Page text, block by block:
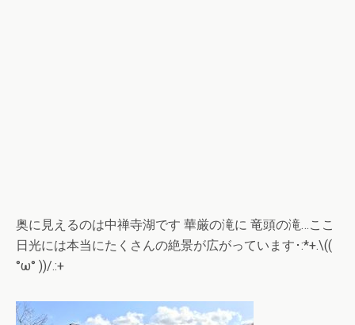
奥に見えるのは中禅寺湖です 華厳の滝に 竜頭の滝…ここ
日光には本当にたくさんの絶景が広がっています･:*+.\((
°ω° ))/.:+